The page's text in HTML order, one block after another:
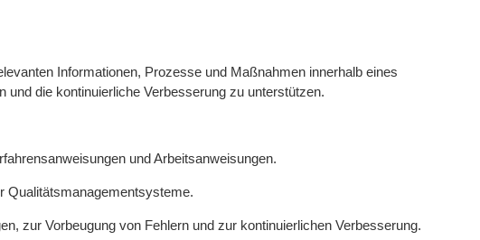
Informationen, Prozesse und Maßnahmen innerhalb eines
die kontinuierliche Verbesserung zu unterstützen.
und Arbeitsanweisungen.
Qualitätsmanagementsysteme.
zur Vorbeugung von Fehlern und zur kontinuierlichen Verbesserung.